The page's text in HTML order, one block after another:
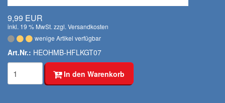
9,99 EUR
inkl. 19 % MwSt. zzgl. Versandkosten
wenige Artikel verfügbar
Art.Nr.: HEOHMB-HFLKGT07
In den Warenkorb